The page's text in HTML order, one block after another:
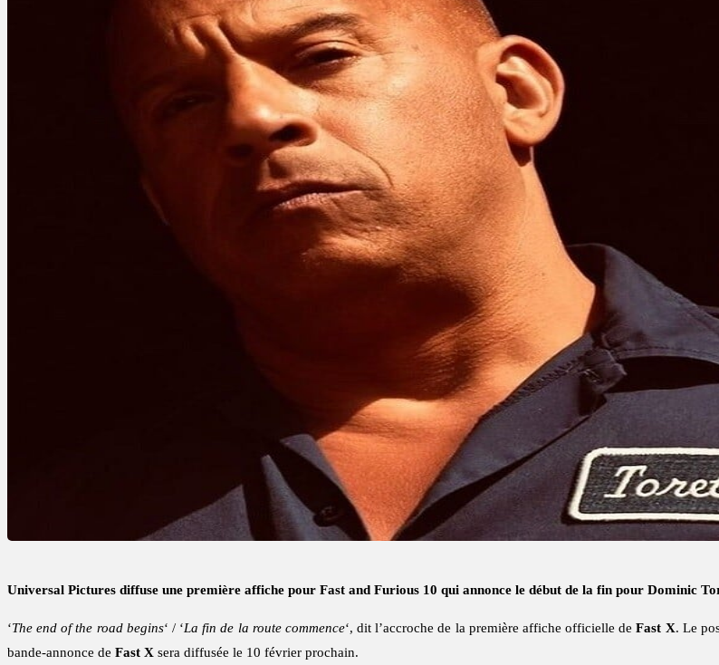
Universal Pictures diffuse une première affiche pour Fast and Furious 10 qui annonce le début de la fin pour Dominic
‘The end of the road begins‘ / ‘La fin de la route commence‘, dit l’accroche de la première affiche officielle deFast X. Le
bande-annonce de Fast X sera diffusée le 10 février prochain.